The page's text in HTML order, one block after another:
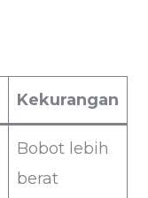
Kekurangan
Bobot lebih
berat